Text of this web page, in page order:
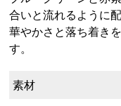
合いと流れるように
華やかさと落ち着き
す。
素材